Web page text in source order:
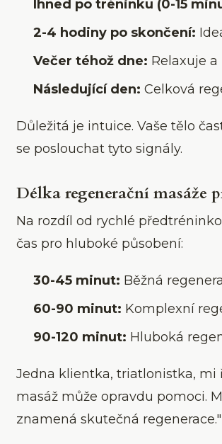
Ihned po tréninku (0-15
2-4 hodiny po skončení:
Večer téhož dne: Relaxuje
Následující den: Celková
Důležitá je intuice. Vaše tělo
se poslouchat tyto signály.
Délka regenerační masáže
Na rozdíl od rychlé
čas pro hluboké působení:
30-45 minut: Běžná
60-90 minut: Komplexní
90-120 minut: Hluboká
Jedna klientka, triatlonistka, mi
masáž může opravdu pomoci.
znamená skutečná regenerace."